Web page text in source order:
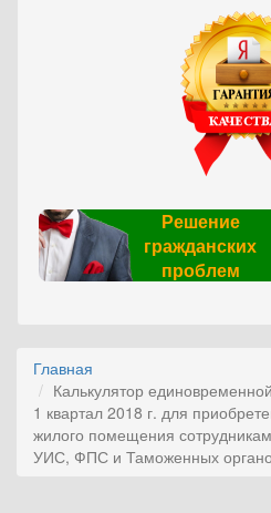
Решение
гражданских
проблем
Главная
Калькулятор
1 квартал 2018 г. для
жилого помещения
УИС, ФПС и Таможенных